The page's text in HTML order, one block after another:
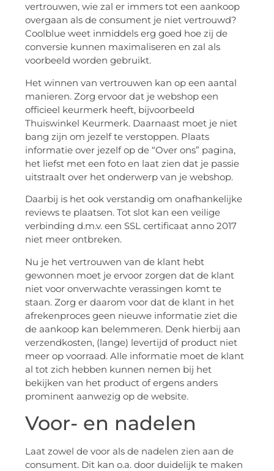
vertrouwen, wie zal er immers tot een aankoop
overgaan als de consument je niet vertrouwd?
Coolblue weet inmiddels erg goed hoe zij de
conversie kunnen maximaliseren en zal als
voorbeeld worden gebruikt.
Het winnen van vertrouwen kan op een aantal
manieren. Zorg ervoor dat je webshop een
officieel keurmerk heeft, bijvoorbeeld
Thuiswinkel Keurmerk. Daarnaast moet je niet
bang zijn om jezelf te verstoppen. Plaats
informatie over jezelf op de “Over ons” pagina,
het liefst met een foto en laat zien dat je passie
uitstraalt over het onderwerp van je webshop.
Daarbij is het ook verstandig om onafhankelijke
reviews te plaatsen. Tot slot kan een veilige
verbinding d.m.v. een SSL certificaat anno 2017
niet meer ontbreken.
Nu je het vertrouwen van de klant hebt
gewonnen moet je ervoor zorgen dat de klant
niet voor onverwachte verassingen komt te
staan. Zorg er daarom voor dat de klant in het
afrekenproces geen nieuwe informatie ziet die
de aankoop kan belemmeren. Denk hierbij aan
verzendkosten, (lange) levertijd of product niet
meer op voorraad. Alle informatie moet de klant
al tot zich hebben kunnen nemen bij het
bekijken van het product of ergens anders
prominent aanwezig op de website.
Voor- en nadelen
Laat zowel de voor als de nadelen zien aan de
consument. Dit kan o.a. door duidelijk te maken